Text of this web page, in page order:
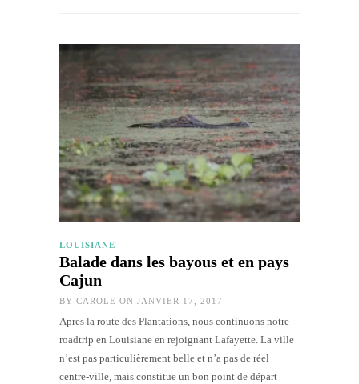
LOUISIANE
Balade dans les bayous et en pays
Cajun
BY CAROLE ON JANVIER 17, 2017
Apres la route des Plantations, nous continuons notre
roadtrip en Louisiane en rejoignant Lafayette. La ville
n’est pas particulièrement belle et n’a pas de réel
centre-ville, mais constitue un bon point de départ